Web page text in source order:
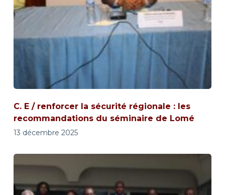
C. E / renforcer la sécurité régionale : les
recommandations du séminaire de Lomé
13 décembre 2025